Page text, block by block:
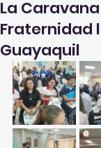
La
Fraternidad
Guayaquil